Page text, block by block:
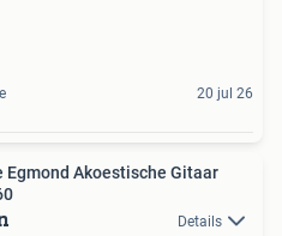
20 jul 26
Egmond Akoestische Gitaar
Details